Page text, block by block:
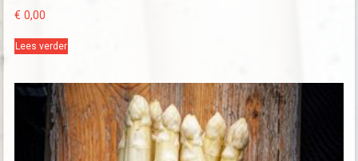
€ 0,00
Lees verder